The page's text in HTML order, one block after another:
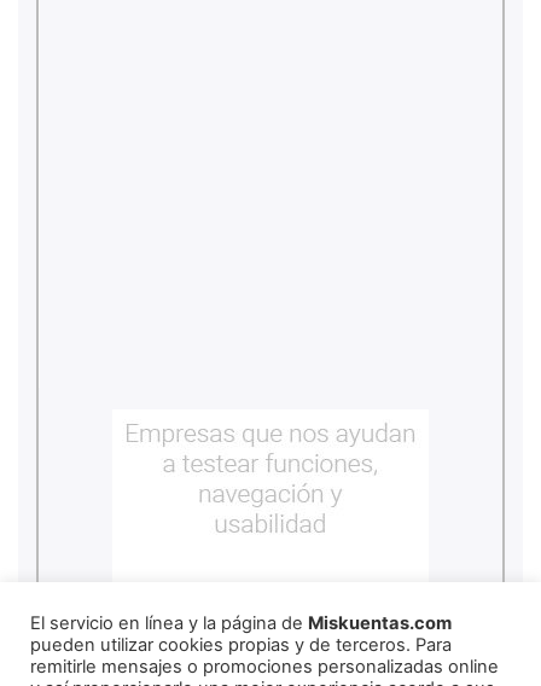
El servicio en línea y la página de Miskuentas.com
pueden utilizar cookies propias y de terceros. Para
remitirle mensajes o promociones personalizadas online